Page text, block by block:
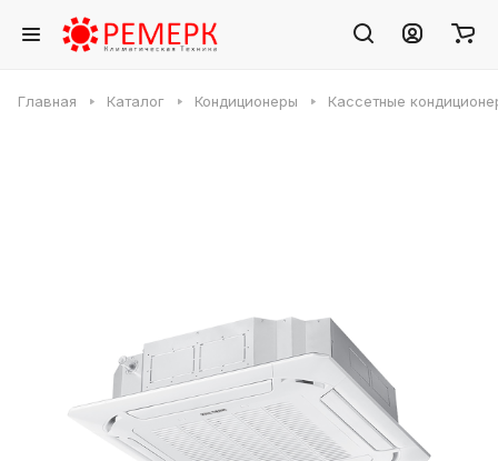
Главная Каталог Кондиционеры Кассетные